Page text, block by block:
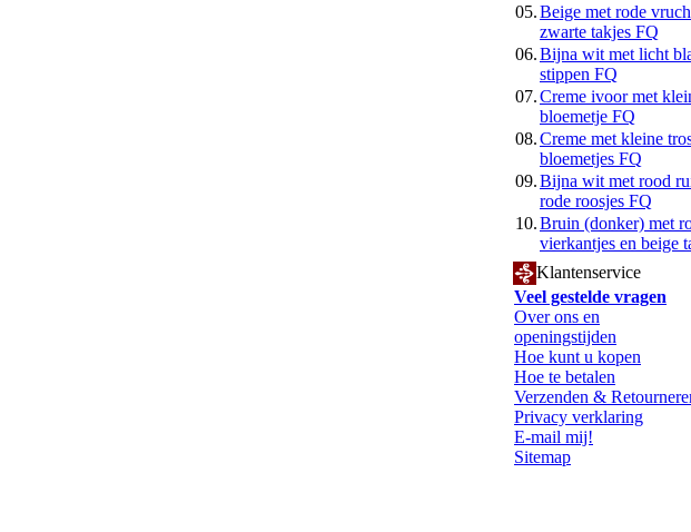
05.Beige met rode
zwarte takjes FQ
06.Bijna wit met licht
stippen FQ
07.Creme ivoor met
bloemetje FQ
08.Creme met kleine
bloemetjes FQ
09.Bijna wit met rood
rode roosjes FQ
10.Bruin (donker) met
vierkantjes en beige
Klantenservice
Veel gestelde vragen
Over ons en
openingstijden
Hoe kunt u kopen
Hoe te betalen
Verzenden &
Privacy verklaring
E-mail mij!
Sitemap